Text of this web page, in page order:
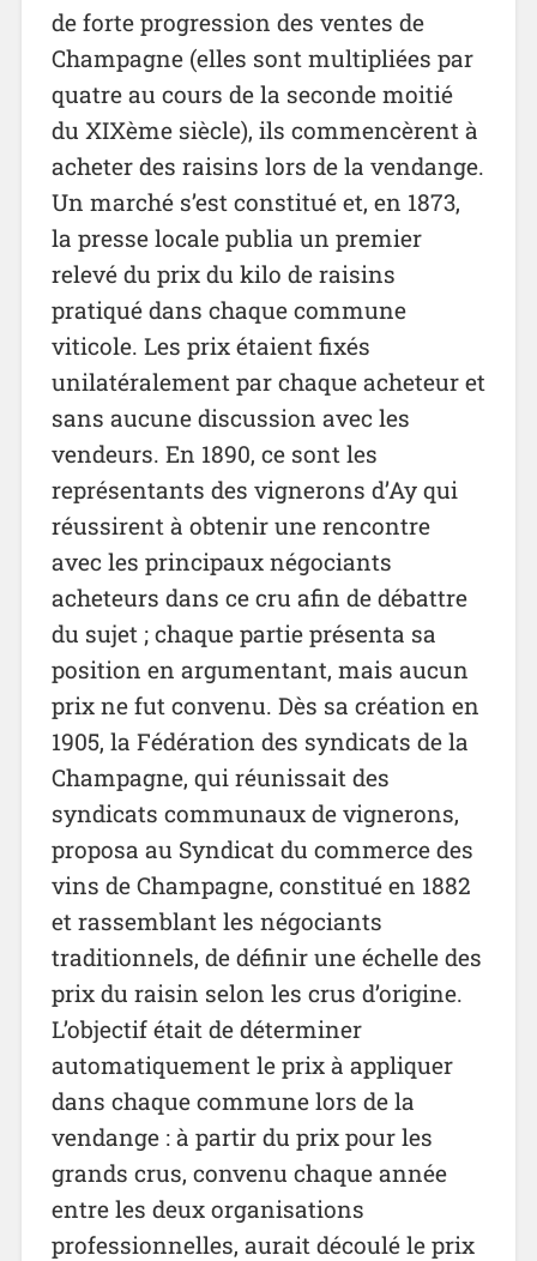
de forte progression des ventes de
Champagne (elles sont multipliées par
quatre au cours de la seconde moitié
du XIXème siècle), ils commencèrent à
acheter des raisins lors de la vendange.
Un marché s’est constitué et, en 1873,
la presse locale publia un premier
relevé du prix du kilo de raisins
pratiqué dans chaque commune
viticole. Les prix étaient fixés
unilatéralement par chaque acheteur et
sans aucune discussion avec les
vendeurs. En 1890, ce sont les
représentants des vignerons d’Ay qui
réussirent à obtenir une rencontre
avec les principaux négociants
acheteurs dans ce cru afin de débattre
du sujet ; chaque partie présenta sa
position en argumentant, mais aucun
prix ne fut convenu. Dès sa création en
1905, la Fédération des syndicats de la
Champagne, qui réunissait des
syndicats communaux de vignerons,
proposa au Syndicat du commerce des
vins de Champagne, constitué en 1882
et rassemblant les négociants
traditionnels, de définir une échelle des
prix du raisin selon les crus d’origine.
L’objectif était de déterminer
automatiquement le prix à appliquer
dans chaque commune lors de la
vendange : à partir du prix pour les
grands crus, convenu chaque année
entre les deux organisations
professionnelles, aurait découlé le prix